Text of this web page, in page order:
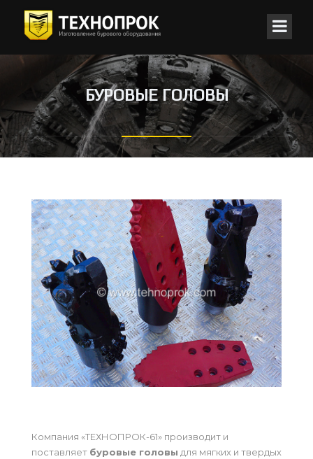
БУРОВЫЕ ГОЛОВЫ
Компания «ТЕХНОПРОК-61» производит и
поставляет буровые головы для мягких и твердых